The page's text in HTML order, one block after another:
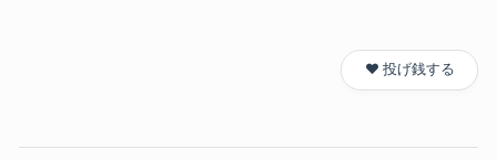
❤️ 投げ銭する